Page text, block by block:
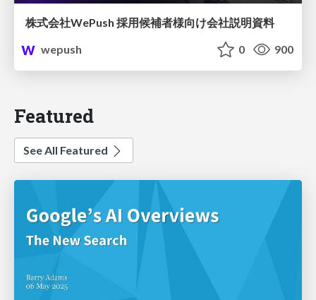
株式会社WePush 採用候補者様向け会社説明資料
wepush
0 900
Featured
See All Featured